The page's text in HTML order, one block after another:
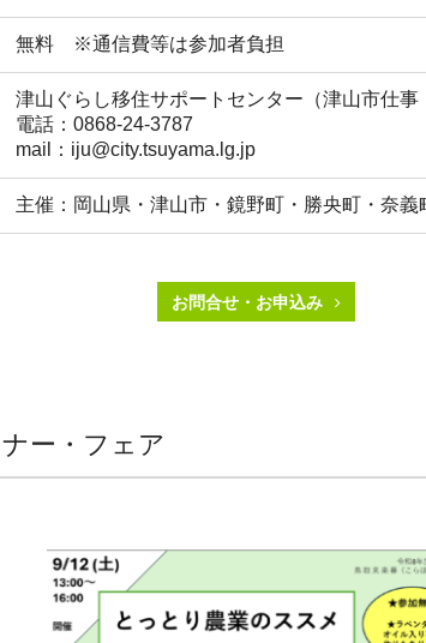
無料 ※通信費等は参加者負担
津山ぐらし移住サポートセンター（津山市仕事
電話：0868-24-3787
mail：iju@city.tsuyama.lg.jp
主催：岡山県・津山市・鏡野町・勝央町・奈
お問合せ・お申込み
ー・フェア